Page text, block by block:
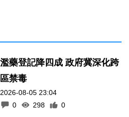
濫藥登記降四成 政府冀深化跨
區禁毒
2026-08-05 23:04
0
298 0